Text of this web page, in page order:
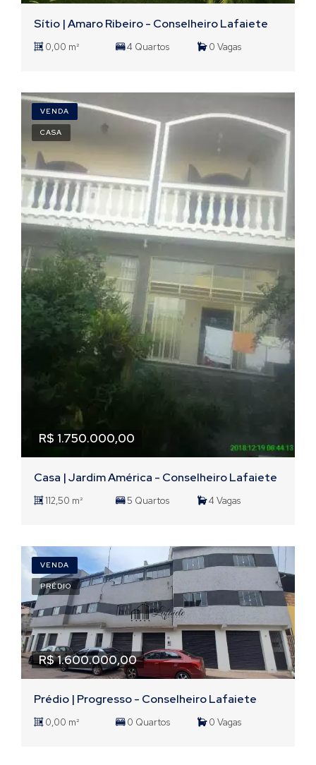
Sítio | Amaro Ribeiro - Conselheiro Lafaiete
0,00 m² 4 Quartos 0 Vagas
VENDA
CASA
R$ 1.750.000,00
Casa | Jardim América - Conselheiro Lafaiete
112,50 m² 5 Quartos 4 Vagas
VENDA
PRÉDIO
R$ 1.600.000,00
Prédio | Progresso - Conselheiro Lafaiete
0,00 m² 0 Quartos 0 Vagas